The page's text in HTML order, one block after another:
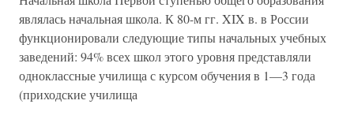
являлась начальная школа. К 80-м гг. XIX в. в России
функционировали следующие типы начальных учебных
заведений: 94% всех школ этого уровня представляли
одноклассные училища с курсом обучения в 1—3 года
(приходские училища